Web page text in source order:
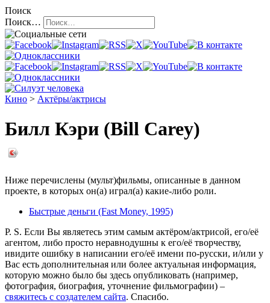
Поиск
Поиск…
Кино > Актёры/актрисы
Билл Кэри (Bill Carey)
Ниже перечислены (мульт)фильмы, описанные в данном
проекте, в которых он(а) играл(а) какие-либо роли.
Быстрые деньги (Fast Money, 1995)
P. S. Если Вы являетесь этим самым актёром/актрисой, его/её
агентом, либо просто неравнодушны к его/её творчеству,
ивидите ошибку в написании его/её имени по-русски, и/или у
Вас есть дополнительная или более актуальная информация,
которую можно было бы здесь опубликовать (например,
фотография, биография, уточнение фильмографии) –
свяжитесь с создателем сайта. Спасибо.